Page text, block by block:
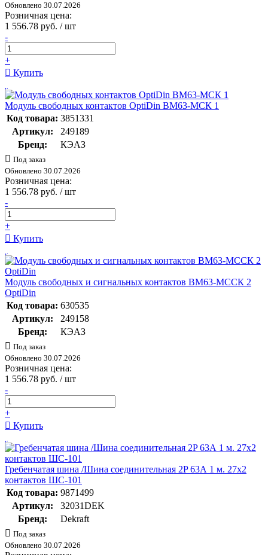
Обновлено 30.07.2026
Розничная цена:
1 556.78 руб. / шт
-
+
Купить
Модуль свободных контактов OptiDin BM63-МСК 1
Код товара: 3851331
Артикул:
249189
Бренд:
КЭАЗ
Под заказ
Обновлено 30.07.2026
Розничная цена:
1 556.78 руб. / шт
-
+
Купить
Модуль свободных и сигнальных контактов BM63-МССК 2
OptiDin
Код товара: 630535
Артикул:
249158
Бренд:
КЭАЗ
Под заказ
Обновлено 30.07.2026
Розничная цена:
1 556.78 руб. / шт
-
+
Купить
Гребенчатая шина /Шина соединительная 2P 63А 1 м. 27х2
контактов ШС-101
Код товара: 9871499
Артикул:
32031DEK
Бренд:
Dekraft
Под заказ
Обновлено 30.07.2026